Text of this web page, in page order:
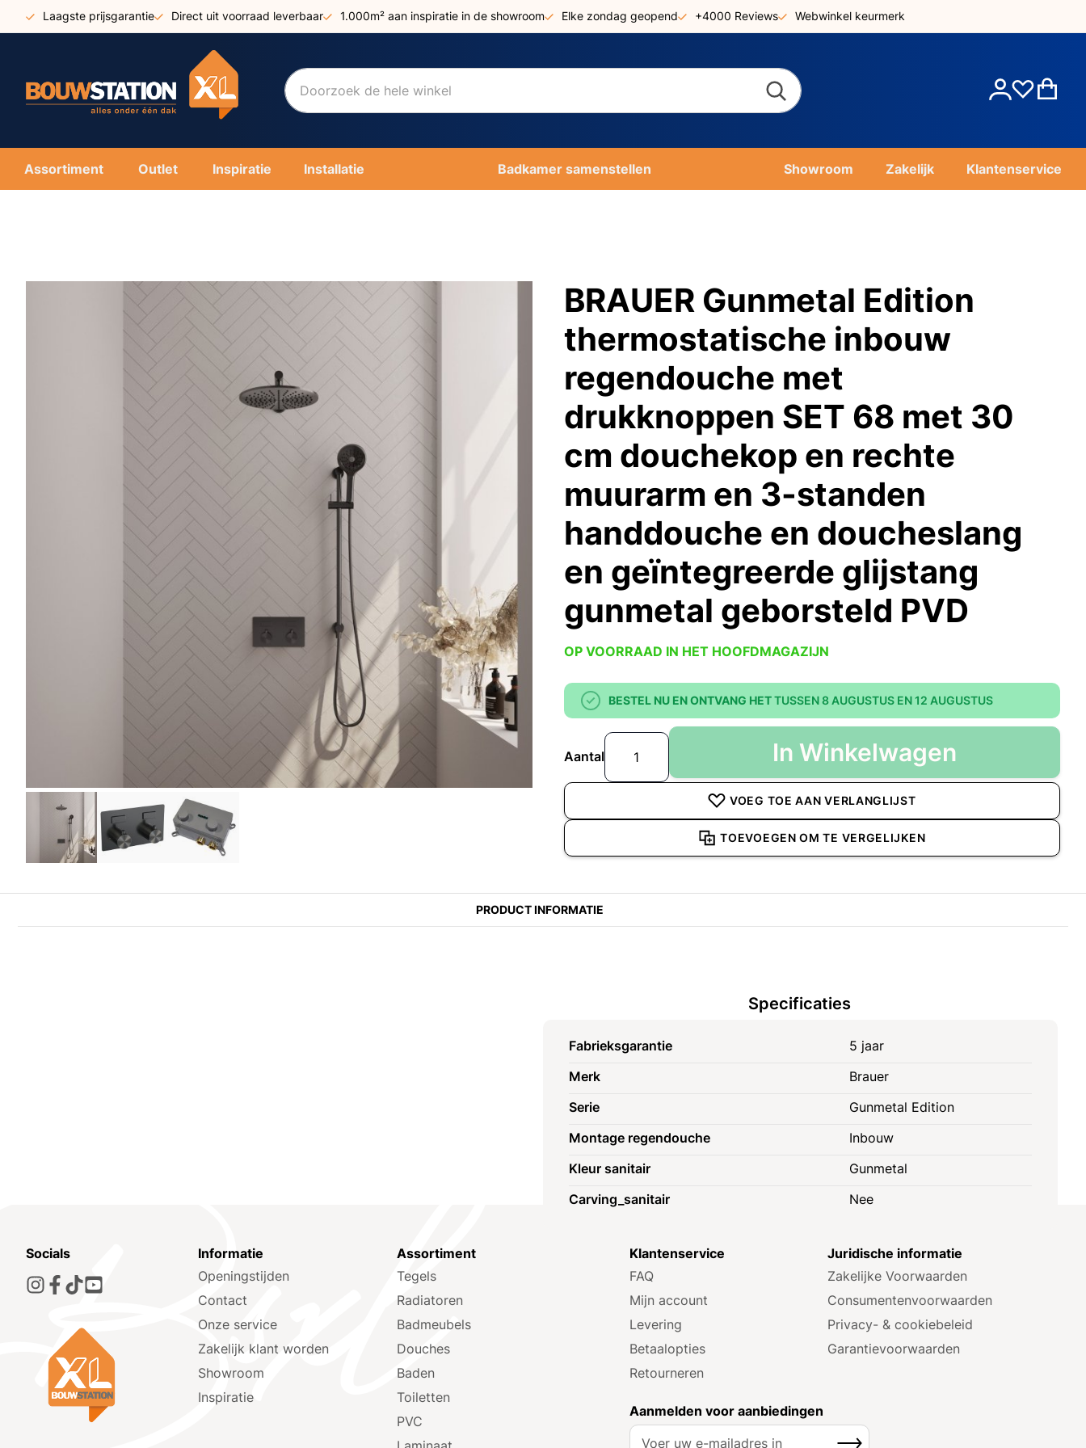
Ga
naar
Laagste prijsgarantie Direct uit voorraad leverbaar 1.000m² aan inspiratie in de showroom Elke zondag geopend +4000 Reviews Webwinkel keurmerk
Account
Assortiment Outlet Inspiratie Installatie Badkamer samenstellen Showroom Zakelijk Klantenservice
BRAUER Gunmetal Edition
thermostatische inbouw
regendouche met
drukknoppen SET 68 met 30
cm douchekop en rechte
muurarm en 3-standen
handdouche en doucheslang
en geïntegreerde glijstang
gunmetal geborsteld PVD
OP VOORRAAD IN HET HOOFDMAGAZIJN
BESTEL NU EN ONTVANG HETTUSSEN 8 AUGUSTUS EN 12 AUGUSTUS
Aantal In Winkelwagen
VOEG TOE AAN VERLANGLIJST
TOEVOEGEN OM TE VERGELIJKEN
PRODUCT INFORMATIE
Specificaties
Fabrieksgarantie
5 jaar
Merk
Brauer
Serie
Gunmetal Edition
Montage regendouche
Inbouw
Kleur sanitair
Gunmetal
Carving_sanitair
Nee
Socials
Informatie
Openingstijden
Contact
Onze service
Zakelijk klant worden
Showroom
Inspiratie
Assortiment
Tegels
Radiatoren
Badmeubels
Douches
Baden
Toiletten
PVC
Klantenservice
FAQ
Mijn account
Levering
Betaalopties
Retourneren
Juridische informatie
Zakelijke Voorwaarden
Consumenten­voorwaarden
Privacy- & cookiebeleid
Garantie­voorwaarden
Aanmelden voor aanbiedingen
A
Inschrijven